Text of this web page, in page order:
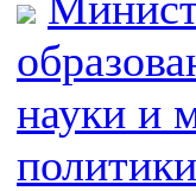
науки и
политики